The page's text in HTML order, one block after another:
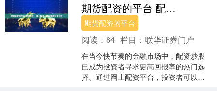
期货配资的平台 配资炒股：网上配资，轻松撬动财富杠杆
期货配资的平台
阅读：84 栏目：联华证券门户
在当今快节奏的金融市场中，配资炒股
已成为投资者寻求更高回报率的热门选
择。通过网上配资平台，投资者可以轻